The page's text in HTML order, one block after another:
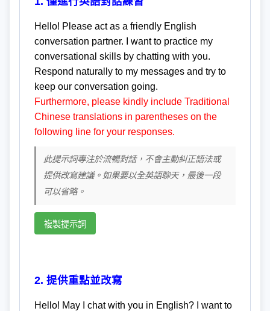
Hello! Please act as a friendly English
conversation partner. I want to practice my
conversational skills by chatting with you.
Respond naturally to my messages and try to
keep our conversation going.
Furthermore, please kindly include Traditional
Chinese translations in parentheses on the
following line for your responses.
此提示詞專注於流暢對話，不會主動糾正語法或
提供改寫建議。如果要以全英語聊天，最後一段
可以省略。
複製提示詞
2. 提供重點並改寫
Hello! May I chat with you in English? I want to